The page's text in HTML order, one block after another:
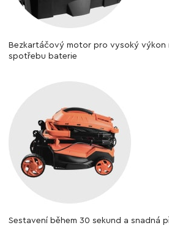
Bezkartáčový motor pro vysoký výkon
spotřebu baterie
Sestavení během 30 sekund a snadná